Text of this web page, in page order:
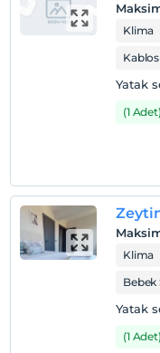
Klima
Yatak
(1
Klima
Bebek
Yatak
(1